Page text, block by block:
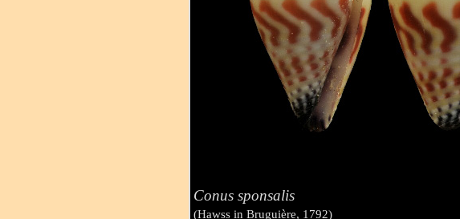
Conus sponsalis
(Hawss in Bruguière, 1792)